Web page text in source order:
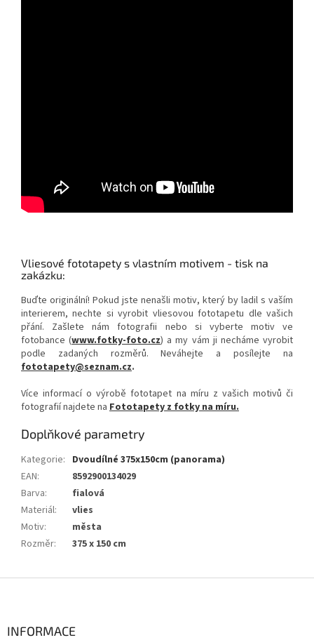
Vliesové fototapety s vlastním motivem - tisk na
zakázku:
Buďte originální! Pokud jste nenašli motiv, který by ladil s vaším
interierem, nechte si vyrobit vliesovou fototapetu dle vašich
přání. Zašlete nám fotografii nebo si vyberte motiv ve
fotobance (www.fotky-foto.cz) a my vám ji necháme vyrobit
podle zadaných rozměrů. Neváhejte a posílejte na
fototapety@seznam.cz.
Více informací o výrobě fototapet na míru z vašich motivů či
fotografií najdete na Fototapety z fotky na míru.
Doplňkové parametry
Kategorie: Dvoudílné 375x150cm (panorama)
EAN:
8592900134029
Barva:
fialová
Materiál:
vlies
Motiv:
města
Rozměr: 375 x 150 cm
INFORMACE